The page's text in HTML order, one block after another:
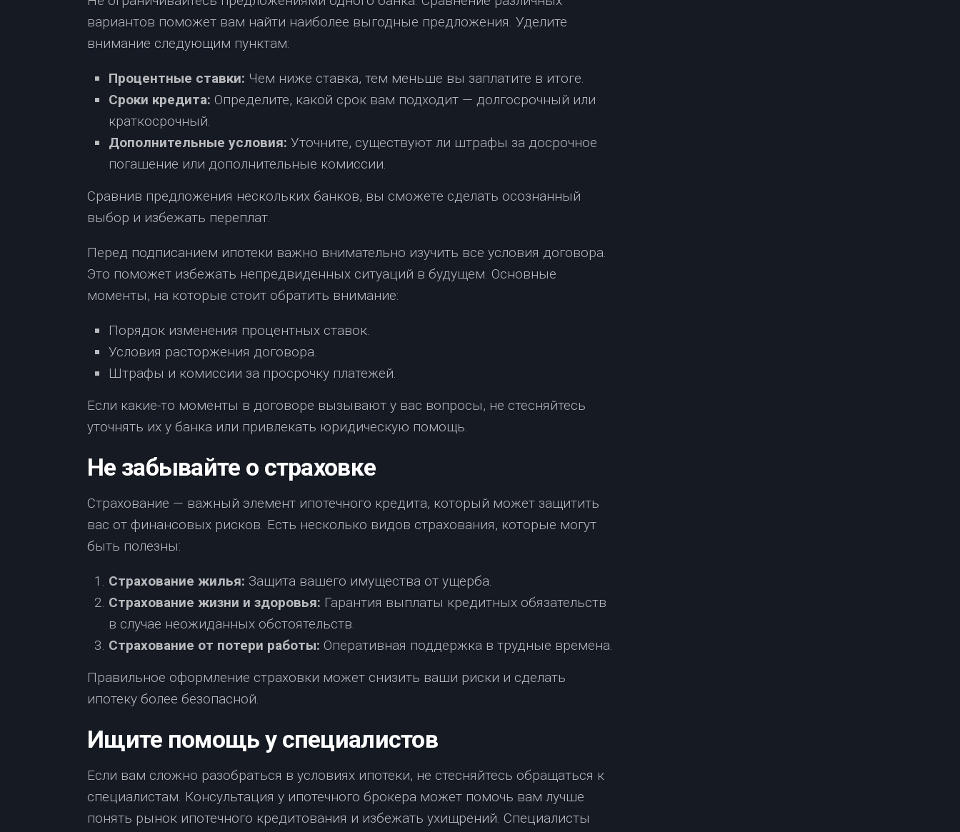
вариантов поможет вам найти наиболее выгодные предложения. Уделите
внимание следующим пунктам:
Процентные ставки: Чем ниже ставка, тем меньше вы заплатите в итоге.
Сроки кредита: Определите, какой срок вам подходит — долгосрочный или
краткосрочный.
Дополнительные условия: Уточните, существуют ли штрафы за досрочное
погашение или дополнительные комиссии.
Сравнив предложения нескольких банков, вы сможете сделать осознанный
выбор и избежать переплат.
Перед подписанием ипотеки важно внимательно изучить все условия договора.
Это поможет избежать непредвиденных ситуаций в будущем. Основные
моменты, на которые стоит обратить внимание:
Порядок изменения процентных ставок.
Условия расторжения договора.
Штрафы и комиссии за просрочку платежей.
Если какие-то моменты в договоре вызывают у вас вопросы, не стесняйтесь
уточнять их у банка или привлекать юридическую помощь.
Не забывайте о страховке
Страхование — важный элемент ипотечного кредита, который может защитить
вас от финансовых рисков. Есть несколько видов страхования, которые могут
быть полезны:
Страхование жилья: Защита вашего имущества от ущерба.
Страхование жизни и здоровья: Гарантия выплаты кредитных обязательств
в случае неожиданных обстоятельств.
Страхование от потери работы: Оперативная поддержка в трудные времена.
Правильное оформление страховки может снизить ваши риски и сделать
ипотеку более безопасной.
Ищите помощь у специалистов
Если вам сложно разобраться в условиях ипотеки, не стесняйтесь обращаться к
специалистам. Консультация у ипотечного брокера может помочь вам лучше
понять рынок ипотечного кредитования и избежать ухищрений. Специалисты